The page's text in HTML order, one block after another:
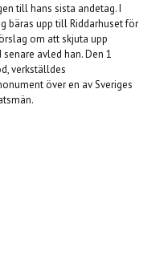
till hans sista andetag. I
bäras upp till Riddarhuset för
om att skjuta upp
avled han. Den 1
verkställdes
över en av Sveriges